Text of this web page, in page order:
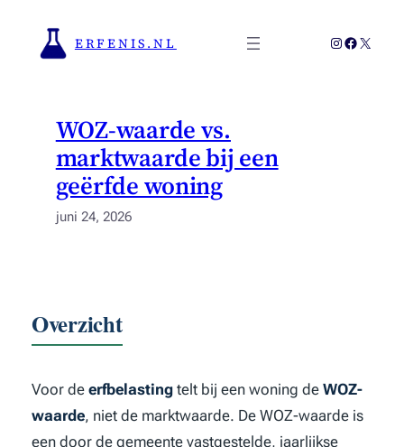
ERFENIS.NL Instagram
X
WOZ-waarde vs.
marktwaarde bij een
geërfde woning
juni 24, 2026
Overzicht
Voor de erfbelastingtelt bij een woning de WOZ-
waarde, niet de marktwaarde. De WOZ-waarde is
een door de gemeente vastgestelde, jaarlijkse